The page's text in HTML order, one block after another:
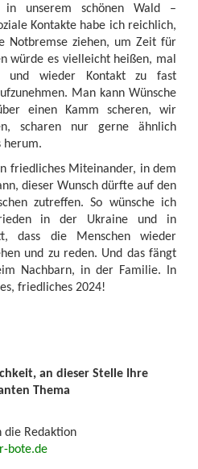
unserem schönen Wald –
Kontakte habe ich reichlich,
Notbremse ziehen, um Zeit für
würde es vielleicht heißen, mal
und wieder Kontakt zu fast
Man kann Wünsche
einen Kamm scheren, wir
scharen nur gerne ähnlich
herum.
friedliches Miteinander, in dem
dieser Wunsch dürfte auf den
zutreffen. So wünsche ich
in der Ukraine und in
dass die Menschen wieder
und zu reden. Und das fängt
Nachbarn, in der Familie. In
friedliches 2024!
an dieser Stelle Ihre
Thema
die Redaktion
bote.de